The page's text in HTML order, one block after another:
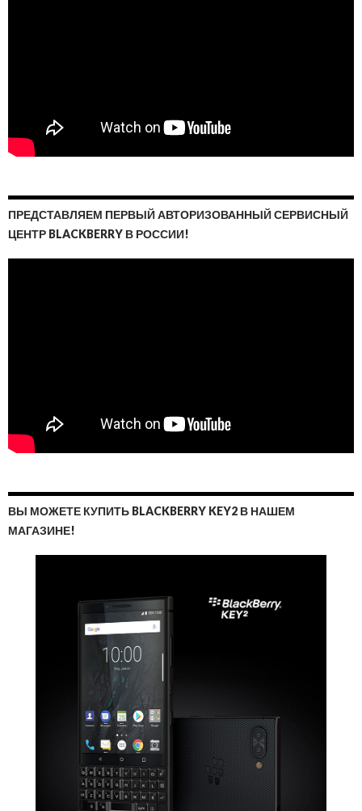
ПРЕДСТАВЛЯЕМ ПЕРВЫЙ АВТОРИЗОВАННЫЙ СЕРВИСНЫЙ
ЦЕНТР BLACKBERRY В РОССИИ!
ВЫ МОЖЕТЕ КУПИТЬ BLACKBERRY KEY2 В НАШЕМ
МАГАЗИНЕ!